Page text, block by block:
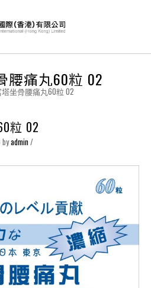
腰痛丸60粒 02
坐骨腰痛丸60粒 02
粒 02
byadmin/